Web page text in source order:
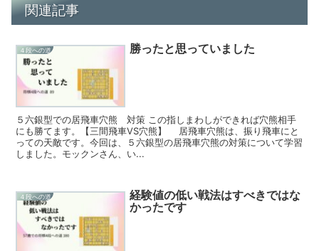
関連記事
４段への道 勝ったと思っていました
５六銀型での居飛車穴熊 対策 この指しまわしができれば穴熊相手
にも勝てます。【三間飛車VS穴熊】 居飛車穴熊は、振り飛車にと
っての天敵です。今回は、５六銀型の居飛車穴熊の対策について学習
しました。モックンさん、い...
４段への道
経験値の低い戦法はすべきではな
かったです